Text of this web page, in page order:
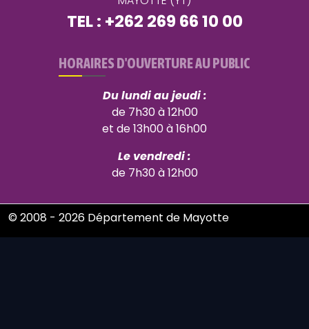
TEL : +262 269 66 10 00
HORAIRES D'OUVERTURE AU PUBLIC
Du lundi au jeudi :
de 7h30 à 12h00
et de 13h00 à 16h00
Le vendredi :
de 7h30 à 12h00
© 2008 - 2026 Département de Mayotte